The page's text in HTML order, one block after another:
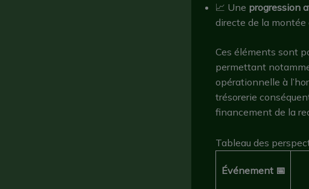
📈 Une progression
directe de la montée
Ces éléments sont
permettant
opérationnelle à
trésorerie
financement de la
Tableau des
Événement 📅